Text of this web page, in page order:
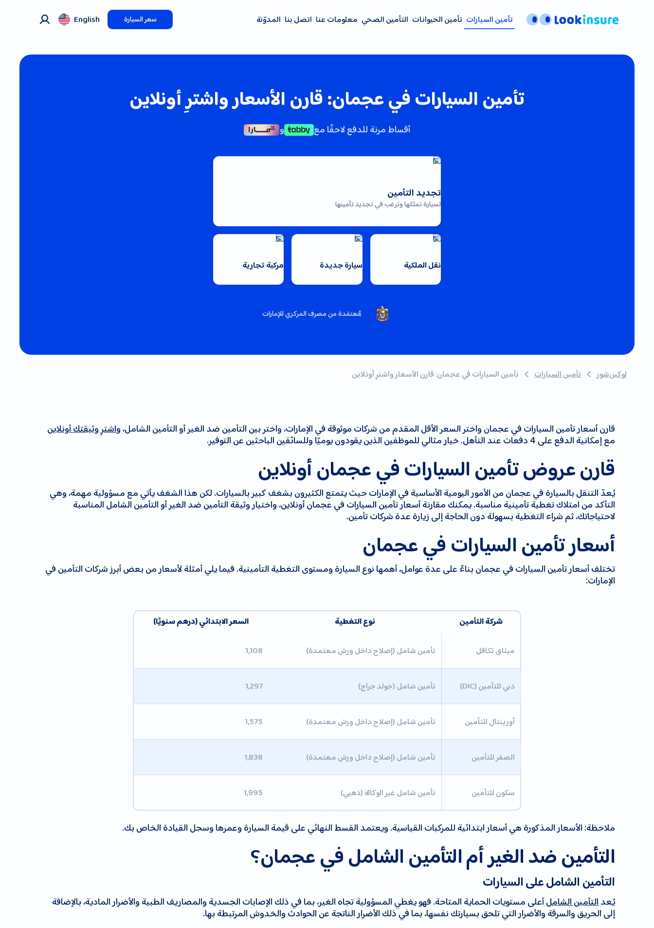
تأمين السيارات تأمين الحيوانات التأمين الصحي معلومات عنا اتصل بنا المدوّنة سعر السيارة English
تأمين السيارات في عجمان: قارن الأسعار واشترِ أونلاين
أقساط مرنة للدفع لاحقًا مع و
تجديد التأمين
لسيارة تملكها وترغب في تجديد تأمينها
نقل الملكية سيارة جديدة مركبة تجارية
مُعتمَدة من مصرف المركزي للإمارات
لوكين‌شور تأمين السيارات تأمين السيارات في عجمان: قارن الأسعار واشترِ أونلاين
قارن أسعار تأمين السيارات في عجمان واختر السعر الأقل المقدم من شركات موثوقة في الإمارات، واختر بين التأمين ضد الغير أو التأمين الشامل، واشترِ وثيقتك أونلاين
مع إمكانية الدفع على 4 دفعات عند التأهل. خيار مثالي للموظفين الذين يقودون يوميًا وللسائقين الباحثين عن التوفير.
قارن عروض تأمين السيارات في عجمان أونلاين
يُعدّ التنقل بالسيارة في عجمان من الأمور اليومية الأساسية في الإمارات حيث يتمتع الكثيرون بشغف كبير بالسيارات. لكن هذا الشغف يأتي مع مسؤولية مهمة، وهي
التأكد من امتلاك تغطية تأمينية مناسبة. يمكنك مقارنة أسعار تأمين السيارات في عجمان أونلاين، واختيار وثيقة التأمين ضد الغير أو التأمين الشامل المناسبة
لاحتياجاتك، ثم شراء التغطية بسهولة دون الحاجة إلى زيارة عدة شركات تأمين.
أسعار تأمين السيارات في عجمان
تختلف أسعار تأمين السيارات في عجمان بناءً على عدة عوامل، أهمها نوع السيارة ومستوى التغطية التأمينية. فيما يلي أمثلة لأسعار من بعض أبرز شركات التأمين في
الإمارات:
شركة التأمين نوع التغطية السعر الابتدائي (درهم سنويًا)
ميثاق تكافل تأمين شامل (إصلاح داخل ورش معتمدة) 1,108
دبي للتأمين(DIC) تأمين شامل (جولد جراج) 1,297
أورينتال للتأمين تأمين شامل (إصلاح داخل ورش معتمدة) 1,575
الصقر للتأمين تأمين شامل (إصلاح داخل ورش معتمدة) 1,838
سكون للتأمين تأمين شامل غير الوكالة (ذهبي) 1,995
ملاحظة: الأسعار المذكورة هي أسعار ابتدائية للمركبات القياسية. ويعتمد القسط النهائي على قيمة السيارة وعمرها وسجل القيادة الخاص بك.
التأمين ضد الغير أم التأمين الشامل في عجمان؟
التأمين الشامل على السيارات
يُعدالتأمين الشاملأعلى مستويات الحماية المتاحة. فهو يغطي المسؤولية تجاه الغير، بما في ذلك الإصابات الجسدية والمصاريف الطبية والأضرار المادية، بالإضافة
إلى الحريق والسرقة والأضرار التي تلحق بسيارتك نفسها، بما في ذلك الأضرار الناتجة عن الحوادث والخدوش المرتبطة بها.